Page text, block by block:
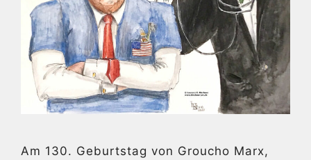
Am 130. Geburtstag von Groucho Marx,